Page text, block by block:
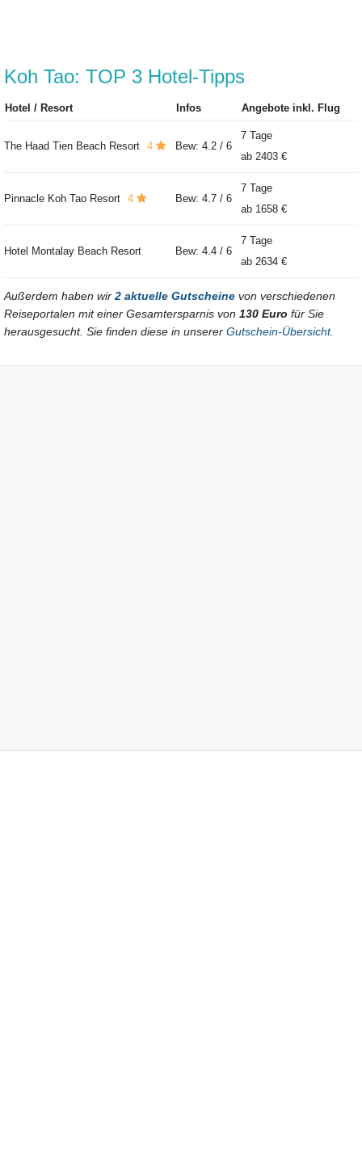
Koh Tao: TOP 3 Hotel-Tipps
Hotel / Resort Infos Angebote inkl. Flug
The Haad Tien Beach Resort 4 Bew: 4.2 / 6
7 Tage
ab 2403 €
Pinnacle Koh Tao Resort 4 Bew: 4.7 / 6
7 Tage
ab 1658 €
Hotel Montalay Beach Resort Bew: 4.4 / 6
7 Tage
ab 2634 €
Außerdem haben wir 2 aktuelle Gutscheine von verschiedenen
Reiseportalen mit einer Gesamtersparnis von 130 Euro für Sie
herausgesucht. Sie finden diese in unserer Gutschein-Übersicht.